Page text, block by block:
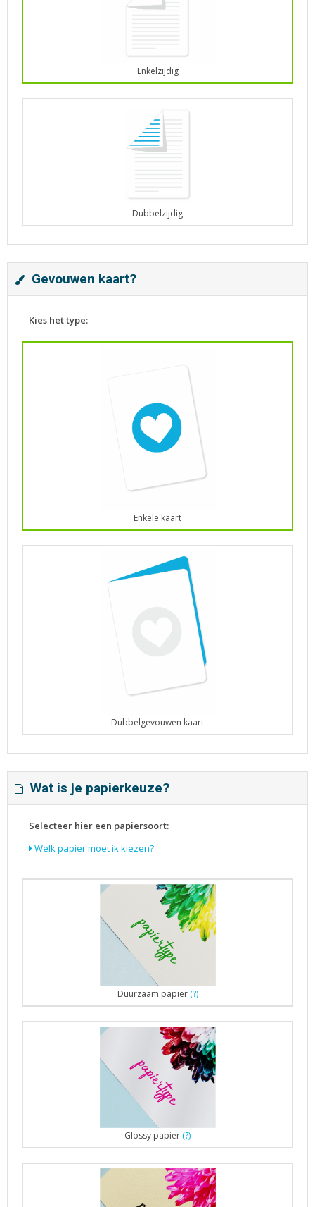
Enkelzijdig
Dubbelzijdig
Gevouwen kaart?
Kies het type:
Enkele kaart
Dubbelgevouwen kaart
Wat is je papierkeuze?
Selecteer hier een papiersoort:
Welk papier moet ik kiezen?
Duurzaam papier (?)
Glossy papier (?)